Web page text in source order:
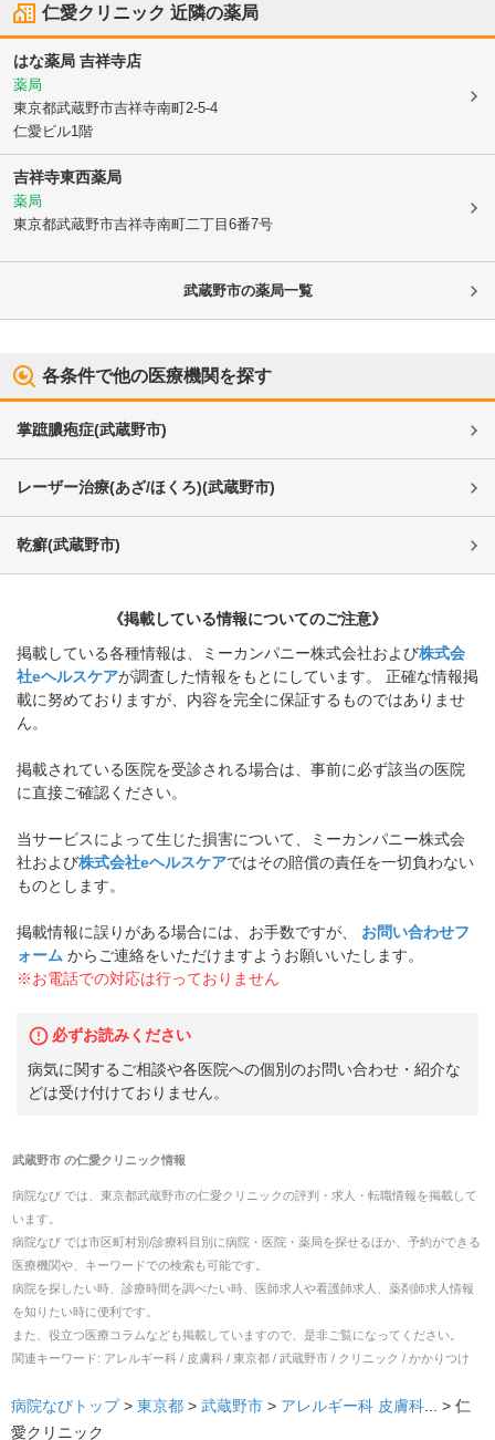
仁愛クリニック 近隣の薬局
はな薬局 吉祥寺店
薬局
東京都武蔵野市吉祥寺南町2-5-4
仁愛ビル1階
吉祥寺東西薬局
薬局
東京都武蔵野市吉祥寺南町二丁目6番7号
武蔵野市の薬局一覧
各条件で他の医療機関を探す
掌蹠膿疱症(武蔵野市)
レーザー治療(あざ/ほくろ)(武蔵野市)
乾癬(武蔵野市)
《掲載している情報についてのご注意》
掲載している各種情報は、ミーカンパニー株式会社および株式会
社eヘルスケアが調査した情報をもとにしています。 正確な情報掲
載に努めておりますが、内容を完全に保証するものではありませ
ん。
掲載されている医院を受診される場合は、事前に必ず該当の医院
に直接ご確認ください。
当サービスによって生じた損害について、ミーカンパニー株式会
社および株式会社eヘルスケアではその賠償の責任を一切負わない
ものとします。
掲載情報に誤りがある場合には、お手数ですが、
お問い合わせフ
ォーム からご連絡をいただけますようお願いいたします。
※お電話での対応は行っておりません
必ずお読みください
病気に関するご相談や各医院への個別のお問い合わせ・紹介な
どは受け付けておりません。
武蔵野市の仁愛クリニック情報
病院なび では、 東京都武蔵野市の仁愛クリニックの評判・求人・転職情報を掲載して
います。
病院なび では市区町村別/診療科目別に病院・医院・薬局を探せるほか、予約ができる
医療機関や、キーワードでの検索も可能です。
病院を探したい時、診療時間を調べたい時、医師求人や看護師求人、薬剤師求人情報
を知りたい時に便利です。
また、役立つ医療コラムなども掲載していますので、是非ご覧になってください。
関連キーワード: アレルギー科 / 皮膚科 / 東京都 / 武蔵野市 / クリニック / かかりつけ
病院なびトップ > 東京都 > 武蔵野市 > アレルギー科 皮膚科 ... > 仁
愛クリニック